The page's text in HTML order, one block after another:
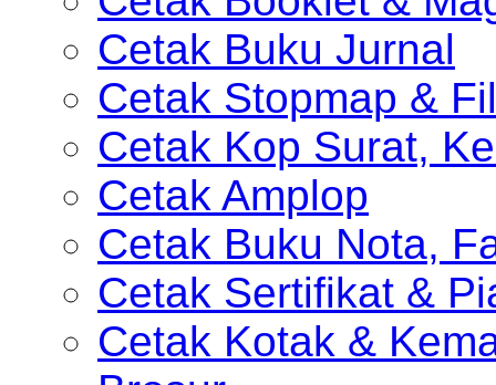
Cetak Buku Jurnal
Cetak Stopmap &
Cetak Kop Surat,
Cetak Amplop
Cetak Buku Nota,
Cetak Sertifikat &
Cetak Kotak &